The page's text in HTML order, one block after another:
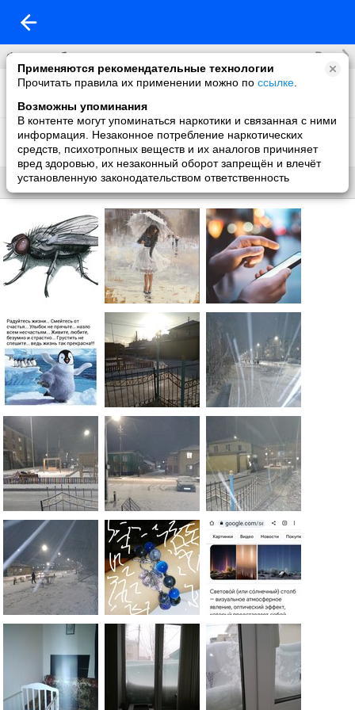
Применяются рекомендательные технологии
Прочитать правила их применении можно по ссылке
Возможны упоминания
В контенте могут упоминаться наркотики и связанная с ними
информация. Незаконное потребление наркотических
средств, психотропных веществ и их аналогов причиняет
вред здоровью, их незаконный оборот запрещён и влечёт
установленную законодательством ответственность
Фотоальбомы Все
Фон на обложку
Что нового
261 фото
Без названия